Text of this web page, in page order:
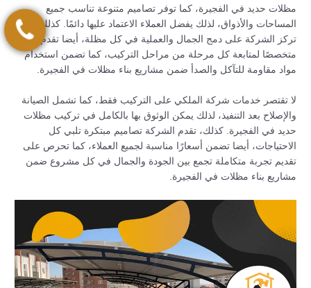
مظلات حديد في الفجيرة، كما توفر تصاميم متنوعة تناسب جميع
المساحات والأذواق، لذلك يفضل العملاء الاعتماد عليها دائمًا. كذلك،
تركز الشركة على دمج الجمال والعملية في كل مظلة، أيضا تقدم فريقًا
متخصصًا لمتابعة كل مرحلة من مراحل التركيب، كما تضمن استخدام
مواد مقاومة للتآكل والصدأ ضمن مشاريع بناء مظلات في الفجيرة.
لا تقتصر خدمات شركة الملكي على التركيب فقط، كما تشمل الصيانة
والإصلاح بعد التنفيذ، لذلك يمكن الوثوق بها بالكامل في تركيب مظلات
حديد في الفجيرة. كذلك، تقدم الشركة تصاميم مبتكرة تلبي كل
الاحتياجات، أيضا تضمن أسعارًا مناسبة لجميع العملاء، كما تحرص على
تقديم تجربة متكاملة تجمع بين الجودة والجمال في كل مشروع ضمن
مشاريع بناء مظلات في الفجيرة.